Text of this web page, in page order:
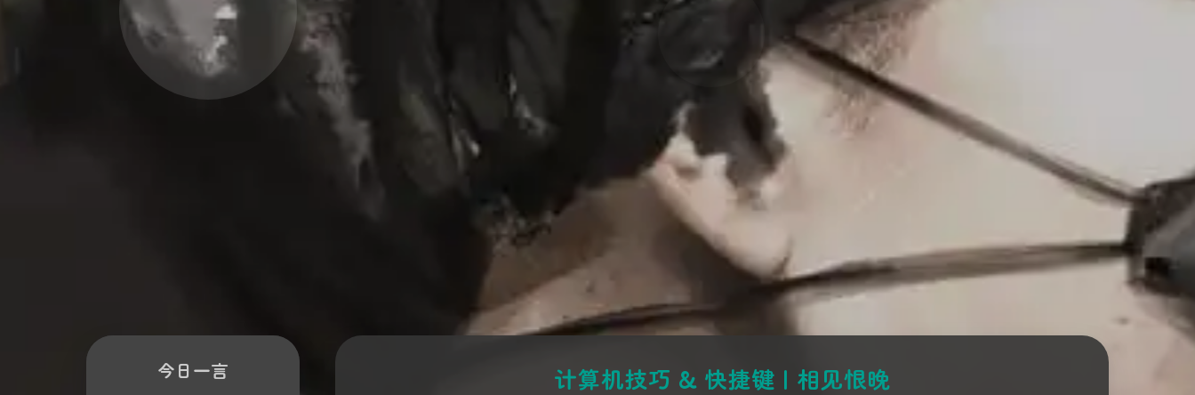
今日一言 计算机技巧 & 快捷键 | 相见恨晚